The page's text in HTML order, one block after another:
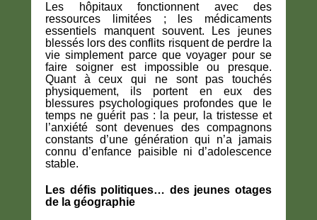
Les hôpitaux fonctionnent avec des
ressources limitées ; les médicaments
essentiels manquent souvent. Les jeunes
blessés lors des conflits risquent de perdre la
vie simplement parce que voyager pour se
faire soigner est impossible ou presque.
Quant à ceux qui ne sont pas touchés
physiquement, ils portent en eux des
blessures psychologiques profondes que le
temps ne guérit pas : la peur, la tristesse et
l’anxiété sont devenues des compagnons
constants d’une génération qui n’a jamais
connu d’enfance paisible ni d’adolescence
stable.
Les défis politiques… des jeunes otages
de la géographie